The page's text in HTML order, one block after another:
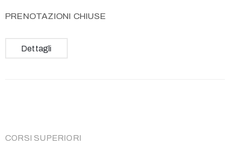
PRENOTAZIONI CHIUSE
Dettagli
CORSI SUPERIORI